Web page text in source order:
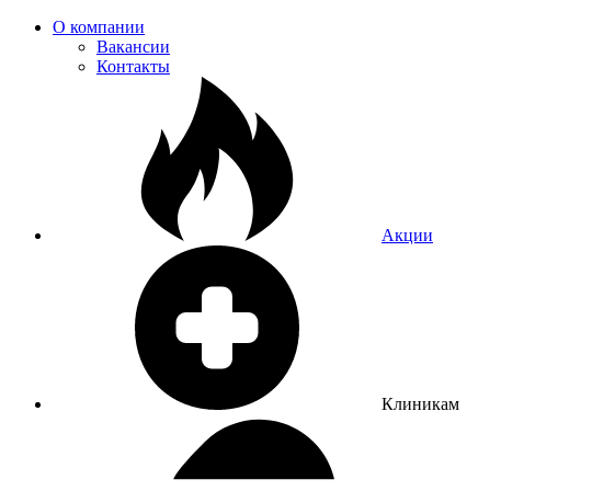
О компании
Вакансии
Контакты
Акции
Клиникам